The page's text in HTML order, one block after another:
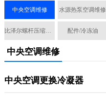
中央空调维修 水源热泵空调维修
比泽尔螺杆压缩机维修 配件/冷冻油
中央空调维修
中央空调更换冷凝器